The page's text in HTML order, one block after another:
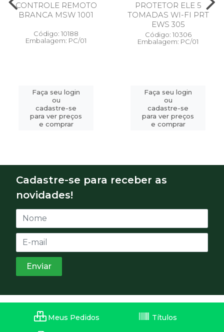
CONTROLE REMOTO
BRANCA MSW 1001
Código: 10188
Embalagem: PC/01
Faça seu login
ou
cadastre-se
para ver preços
e comprar
PROTETOR ELE 5
TOMADAS WI-FI PRT
EWS 305
Código: 10306
Embalagem: PC/01
Faça seu login
ou
cadastre-se
para ver preços
e comprar
Cadastre-se para receber as
novidades!
Meus Pedidos Títulos